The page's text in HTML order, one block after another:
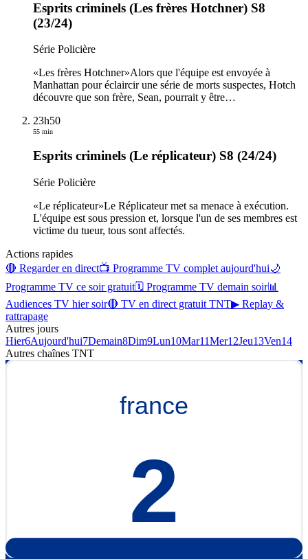
Esprits criminels (Les frères Hotchner) S8
(23/24)
Série Policière
«Les frères Hotchner»Alors que l'équipe est envoyée à
Manhattan pour éclaircir une série de morts suspectes, Hotch
découvre que son frère, Sean, pourrait y être…
23h50
55 min
Esprits criminels (Le réplicateur) S8 (24/24)
Série Policière
«Le réplicateur»Le Réplicateur met sa menace à exécution.
L'équipe est sous pression et, lorsque l'un de ses membres est
victime du tueur, tous sont affectés.
Actions rapides
🔴 Regarder en direct📺 Programme TV complet aujourd'hui🌙
Programme TV ce soir gratuit🗓 Programme TV demain soir📊
Audiences TV hier soir🔴 TV en direct gratuit TNT▶ Replay &
rattrapage
Autres jours
Hier6Aujourd'hui7Demain8Dim9Lun10Mar11Mer12Jeu13Ven14
Autres chaînes TNT